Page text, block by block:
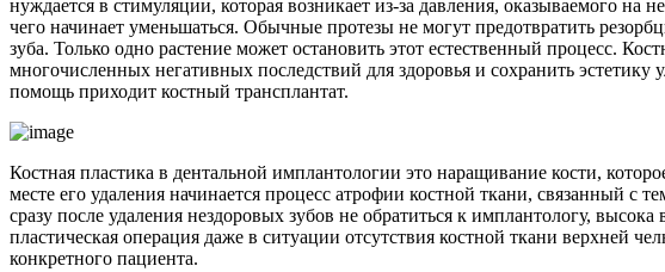
нуждается в стимуляции, которая возникает из-за давления, оказываемого на
чего начинает уменьшаться. Обычные протезы не могут предотвратить
зуба. Только одно растение может остановить этот естественный процесс.
многочисленных негативных последствий для здоровья и сохранить эстетику
помощь приходит костный трансплантат.
Костная пластика в дентальной имплантологии это наращивание кости,
месте его удаления начинается процесс атрофии костной ткани, связанный с
сразу после удаления нездоровых зубов не обратиться к имплантологу,
пластическая операция даже в ситуации отсутствия костной ткани верхней
конкретного пациента.